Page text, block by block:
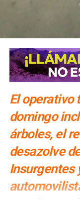
El operativo
domingo
árboles, el
desazolve
Insurgentes